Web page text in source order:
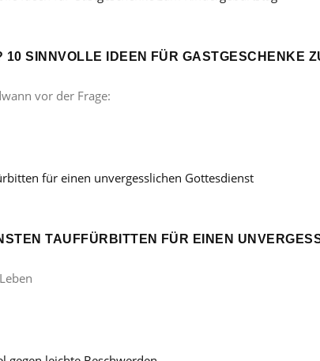
10 SINNVOLLE IDEEN FÜR GASTGESCHENKE
vor der Frage:
TAUFFÜRBITTEN FÜR EINEN